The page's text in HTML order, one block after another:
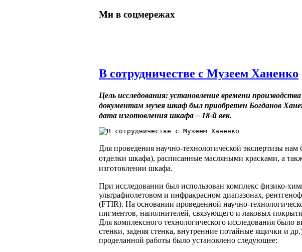
Ми в соцмережах
Skip
to
В сотрудничестве с Музеем Ханенко
Цель исследования: установление времени
документам музея шкаф был приобретен Богданов
дата изготовления шкафа – 18-й век.
Для проведения научно-технологической экспертизы
отделки шкафа), расписанные масляными красками, а
изготовлении шкафа.
При исследовании был использован комплекс физико-
ультрафиолетовом и инфракрасном диапазонах,
(FTIR). На основании проведенной научно-
пигментов, наполнителей, связующего и лаковых
Для комплексного технологического исследования
стенки, задняя стенка, внутренние потайные ящички и
проделанной работы было установлено следующее: